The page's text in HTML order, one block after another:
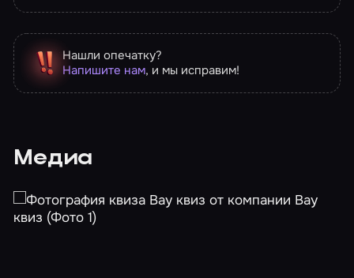
Нашли опечатку?
Напишите нам, и мы исправим!
Медиа